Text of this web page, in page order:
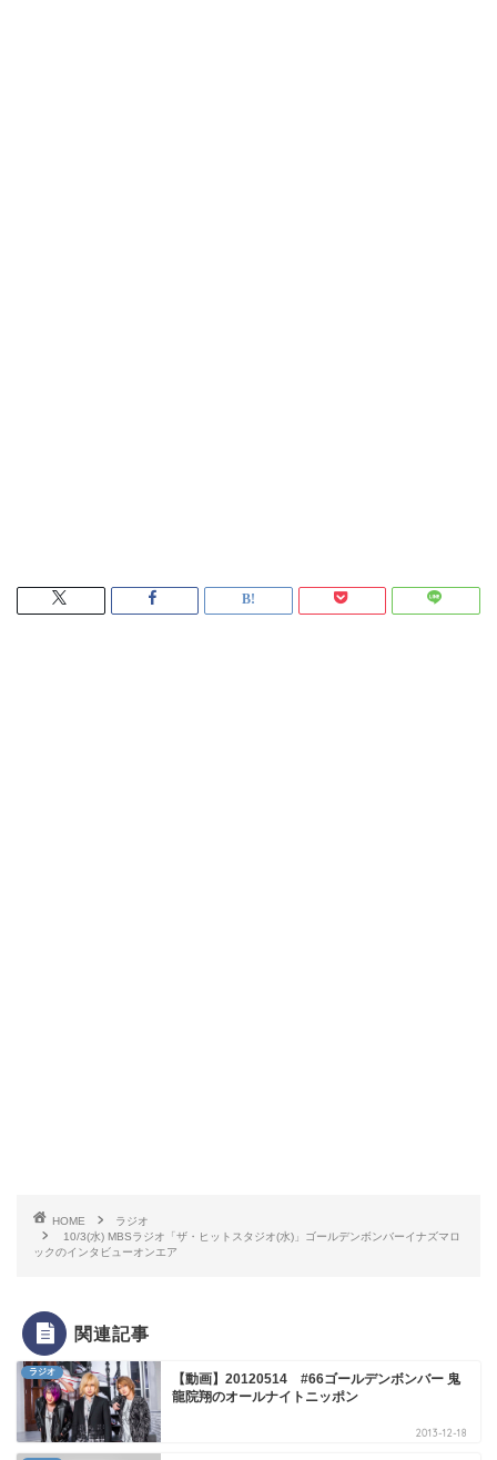
HOME
ラジオ
10/3(水) MBSラジオ「ザ・ヒットスタジオ(水)」ゴールデンボンバーイナズマロ
ックのインタビューオンエア
関連記事
ラジオ
【動画】20120514 #66ゴールデンボンバー 鬼
龍院翔のオールナイトニッポン
2013-12-18